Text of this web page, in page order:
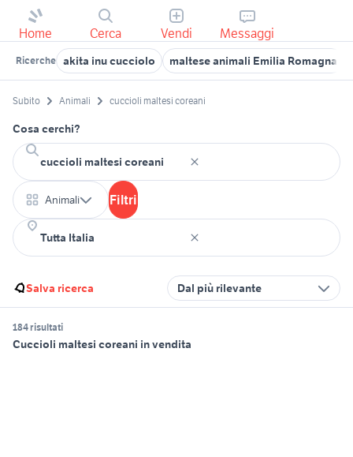
Home Cerca Vendi Messaggi
Ricerche akita inu cucciolo maltese animali Emilia Romagna
Subito Animali cuccioli maltesi coreani
Cosa cerchi?
Animali Filtri
Salva ricerca Dal più rilevante
184 risultati
Cuccioli maltesi coreani in vendita